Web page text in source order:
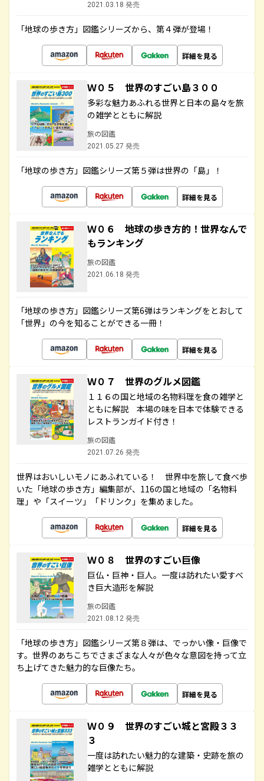
2021.03.18 発売
「地球の歩き方」図鑑シリーズから、第４弾が登場！
詳細を見る
Ｗ０５ 世界のすごい島３００
多彩な魅力あふれる世界と日本の島々を旅
の雑学とともに解説
旅の図鑑
2021.05.27 発売
「地球の歩き方」図鑑シリーズ第５弾は世界の「島」！
詳細を見る
Ｗ０６ 地球の歩き方的！世界なんで
もランキング
旅の図鑑
2021.06.18 発売
「地球の歩き方」図鑑シリーズ第6弾はランキングをとおして
「世界」の今を知ることができる一冊！
詳細を見る
Ｗ０７ 世界のグルメ図鑑
１１６の国と地域の名物料理を食の雑学と
ともに解説 本場の味を日本で体験できる
レストランガイド付き！
旅の図鑑
2021.07.26 発売
世界はおいしいモノにあふれている！ 世界中を旅して食べ歩
いた「地球の歩き方」編集部が、116の国と地域の「名物料
理」や「スイーツ」「ドリンク」を集めました。
詳細を見る
Ｗ０８ 世界のすごい巨像
巨仏・巨神・巨人。一度は訪れたい愛すべ
き巨大造形を解説
旅の図鑑
2021.08.12 発売
「地球の歩き方」図鑑シリーズ第８弾は、でっかい像・巨像で
す。世界のあちこちでさまざまな人々が色々な意図を持って立
ち上げてきた魅力的な巨像たち。
詳細を見る
Ｗ０９ 世界のすごい城と宮殿３３
３
一度は訪れたい魅力的な建築・史跡を旅の
雑学とともに解説